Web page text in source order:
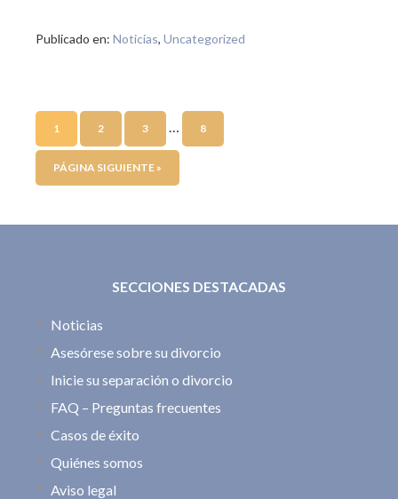
Publicado en: Noticias, Uncategorized
1 2 3 … 8
PÁGINA SIGUIENTE »
SECCIONES DESTACADAS
Noticias
Asesórese sobre su divorcio
Inicie su separación o divorcio
FAQ – Preguntas frecuentes
Casos de éxito
Quiénes somos
Aviso legal